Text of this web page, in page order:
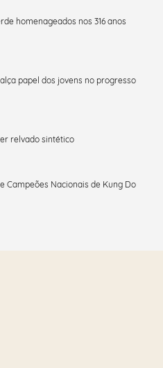
homenageados nos 316 anos
papel dos jovens no progresso
relvado sintético
Campeões Nacionais de Kung Do